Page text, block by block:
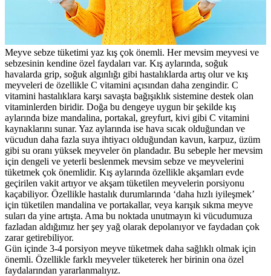
Meyve sebze tüketimi yaz kış çok önemli. Her mevsim meyvesi ve
sebzesinin kendine özel faydaları var. Kış aylarında, soğuk
havalarda grip, soğuk algınlığı gibi hastalıklarda artış olur ve kış
meyveleri de özellikle C vitamini açısından daha zengindir. C
vitamini hastalıklara karşı savaşta bağışıklık sistemine destek olan
vitaminlerden biridir. Doğa bu dengeye uygun bir şekilde kış
aylarında bize mandalina, portakal, greyfurt, kivi gibi C vitamini
kaynaklarını sunar. Yaz aylarında ise hava sıcak olduğundan ve
vücudun daha fazla suya ihtiyacı olduğundan kavun, karpuz, üzüm
gibi su oranı yüksek meyveler ön plandadır. Bu sebeple her mevsim
için dengeli ve yeterli beslenmek mevsim sebze ve meyvelerini
tüketmek çok önemlidir. Kış aylarında özellikle akşamları evde
geçirilen vakit artıyor ve akşam tüketilen meyvelerin porsiyonu
kaçabiliyor. Özellikle hastalık durumlarında ‘daha hızlı iyileşmek’
için tüketilen mandalina ve portakallar, veya karışık sıkma meyve
suları da yine artışta. Ama bu noktada unutmayın ki vücudumuza
fazladan aldığımız her şey yağ olarak depolanıyor ve faydadan çok
zarar getirebiliyor.
Gün içinde 3-4 porsiyon meyve tüketmek daha sağlıklı olmak için
önemli. Özellikle farklı meyveler tüketerek her birinin ona özel
faydalarından yararlanmalıyız.